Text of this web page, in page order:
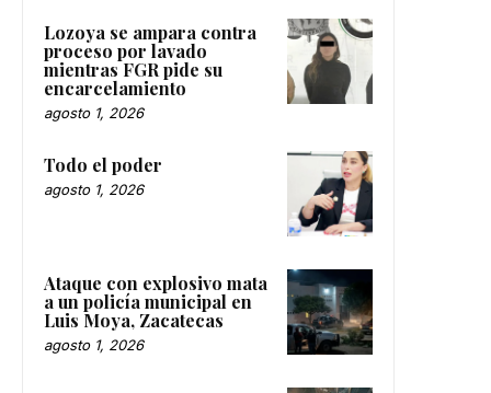
Lozoya se ampara contra
proceso por lavado
mientras FGR pide su
encarcelamiento
agosto 1, 2026
Todo el poder
agosto 1, 2026
Ataque con explosivo mata
a un policía municipal en
Luis Moya, Zacatecas
agosto 1, 2026